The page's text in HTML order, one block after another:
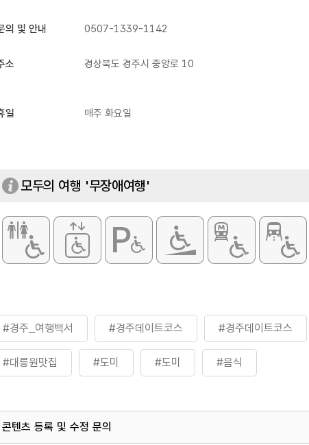
의 및 안내 0507-1339-1142
소
경상북도 경주시 중앙로 10
일
매주 화요일
모두의 여행 '무장애여행'
#경주_여행백서 #경주데이트코스 #경주데이트코스
#대릉원맛집 #도미 #도미 #음식
콘텐츠 등록 및 수정 문의